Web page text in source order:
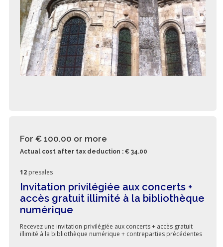
For € 100.00 or more
Actual cost after tax deduction : € 34.00
12 presales
Invitation privilégiée aux concerts +
accès gratuit illimité à la bibliothèque
numérique
Recevez une invitation privilégiée aux concerts + accès gratuit
illimité à la bibliothèque numérique + contreparties précédentes